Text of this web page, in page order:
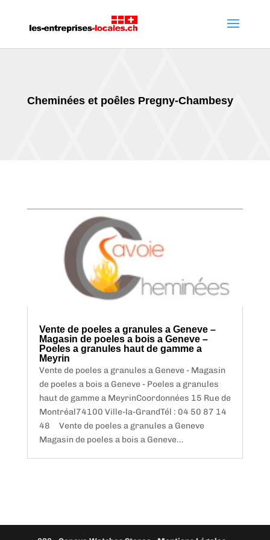
Cheminées et poêles Pregny-Chambesy
Vente de poeles a granules a Geneve –
Magasin de poeles a bois a Geneve –
Poeles a granules haut de gamme a
Meyrin
Vente de poeles a granules a Geneve - Magasin
de poeles a bois a Geneve - Poeles a granules
haut de gamme a MeyrinCoordonnées 15 Rue de
Montréal74100 Ville-la-GrandTél : 04 50 87 14
48 Vente de poeles a granules a Geneve
Magasin de poeles a bois a Geneve...